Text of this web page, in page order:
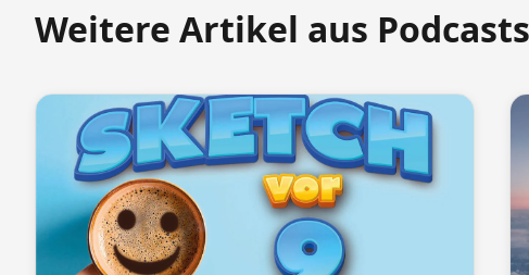
Weitere Artikel aus Podcasts